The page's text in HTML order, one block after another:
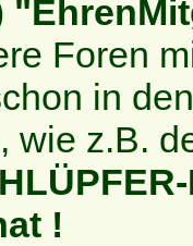
Foren
in
wie z.B.
!